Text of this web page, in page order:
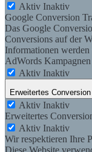
Aktiv Inaktiv
Google Conversion
Das Google
Conversions auf der
Informationen
AdWords
Aktiv Inaktiv
Erweitertes
Aktiv Inaktiv
Erweitertes
Aktiv Inaktiv
Wir respektieren Ihre
Diese Website